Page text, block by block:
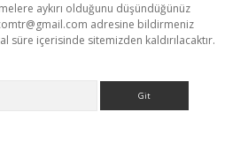
aykırı olduğunu düşündüğünüz
adresine bildirmeniz
süre içerisinde sitemizden kaldırılacaktır.